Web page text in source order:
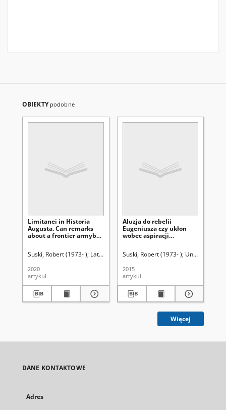
OBIEKTY podobne
Limitanei in Historia
Augusta. Can remarks
about a frontier armybe
Suski, Robert (1973- ) Latawiec, Krzysztof. Red. Uniwersytet Marii
2020
artykuł
Aluzja do rebelii
Eugeniusza czy ukłon
wobec aspiracji
Maeciusa Faltoniusa
Tac. 6, 1-9)
Suski, Robert (1973- ) Uniwersytet
2015
artykuł
Więcej
DANE KONTAKTOWE
Adres